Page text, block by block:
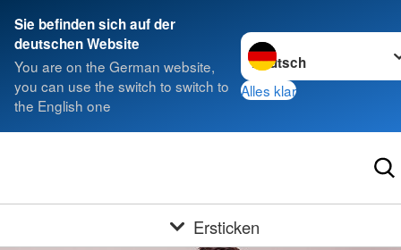
Sie befinden sich auf der
deutschen Website
You are on the German website,
you can use the switch to switch to
the English one
Sprache wechseln zu
Alles klar
Ersticken